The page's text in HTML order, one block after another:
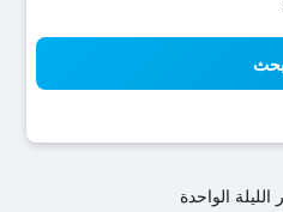
الواحدة